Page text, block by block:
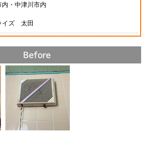
内・中津川市内
イズ 太田
Before